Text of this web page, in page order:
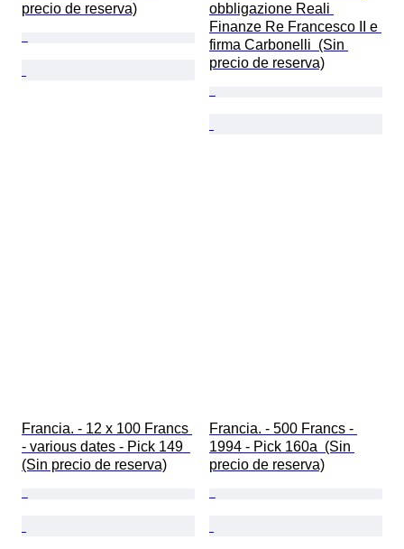
precio de reserva)
obbligazione Reali
Finanze Re Francesco II e
firma Carbonelli  (Sin
precio de reserva)
Francia. - 12 x 100 Francs
- various dates - Pick 149
(Sin precio de reserva)
Francia. - 500 Francs -
1994 - Pick 160a  (Sin
precio de reserva)